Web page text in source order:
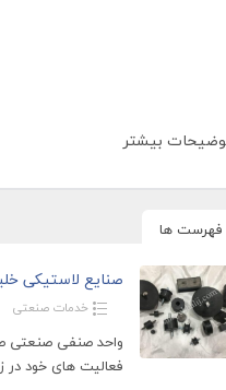
بیشتر
فهرست ها
صنایع لاستیکی
خدمات صنعتی
واحد صنفی صنعتی
فعالیت های خود در